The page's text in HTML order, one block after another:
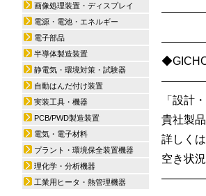
「設計
貴社製
詳しく
空き状
画像処理装置・ディスプレイ
電源・電池・エネルギー
電子部品
半導体製造装置
静電気・環境対策・試験器
自動はんだ付け装置
実装工具・機器
PCB/PWD製造装置
電気・電子材料
プラント・環境保全装置機器
理化学・分析機器
工業用ヒータ・熱管理機器